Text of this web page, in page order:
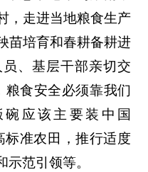
，走进当地粮食生产
苗培育和春耕备耕进
、基层干部亲切交
粮食安全必须靠我们
应该主要装中国
标准农田，推行适度
范引领等。